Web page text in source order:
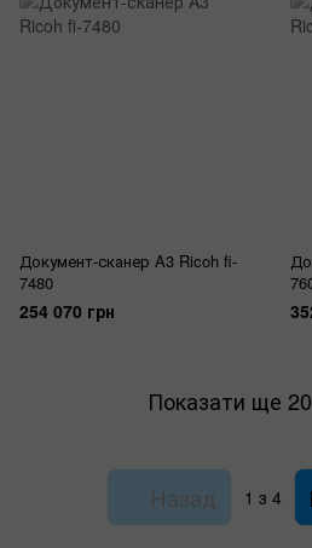
Документ-сканер A3 Ricoh fi-
7480
254 070 грн
Показати ще
Назад 1 з 4